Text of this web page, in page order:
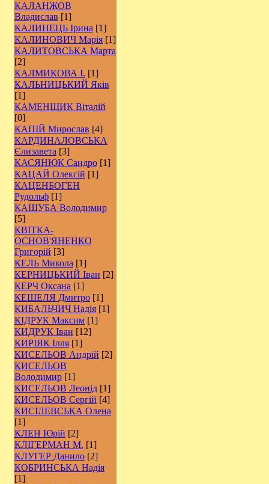
КАЛАНЖОВ
Владислав [1]
КАЛИНЕЦЬ Ірина [1]
КАЛИНОВИЧ Марія [1]
КАЛИТОВСЬКА Марта
[2]
КАЛМИКОВА І. [1]
КАЛЬНИЦЬКИЙ Яків
[1]
КАМЕНЩИК Віталій
[0]
КАПІЙ Мирослав [4]
КАРДИНАЛОВСЬКА
Єлизавета [3]
КАСЯНЮК Сандро [1]
КАЦАЙ Олексій [1]
КАЦЕНБОГЕН
Рудольф [1]
КАШУБА Володимир
[5]
КВІТКА-
ОСНОВ'ЯНЕНКО
Григорій [3]
КЕЛЬ Микола [1]
КЕРНИЦЬКИЙ Іван [2]
КЕРЧ Оксана [1]
КЕШЕЛЯ Дмитро [1]
КИБАЛЬЧИЧ Надія [1]
КІДРУК Максим [1]
КИДРУК Іван [12]
КИРІЯК Ілля [1]
КИСЕЛЬОВ Андрій [2]
КИСЕЛЬОВ
Володимир [1]
КИСЕЛЬОВ Леонід [1]
КИСЕЛЬОВ Сергій [4]
КИСІЛЕВСЬКА Олена
[1]
КЛЕН Юрій [2]
КЛІГЕРМАН М. [1]
КЛУГЕР Данило [2]
КОБРИНСЬКА Надія
[1]